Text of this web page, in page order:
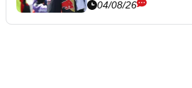
04/08/26